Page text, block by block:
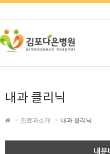
내과 클리닉
진료과소개 내과 클리닉
내분